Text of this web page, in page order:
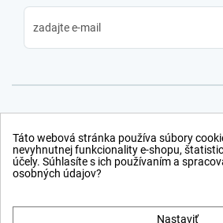
Táto webová stránka používa súbory
nevyhnutnej funkcionality e-shopu,
účely. Súhlasíte s ich používaním a
osobných údajov?
Nastaviť